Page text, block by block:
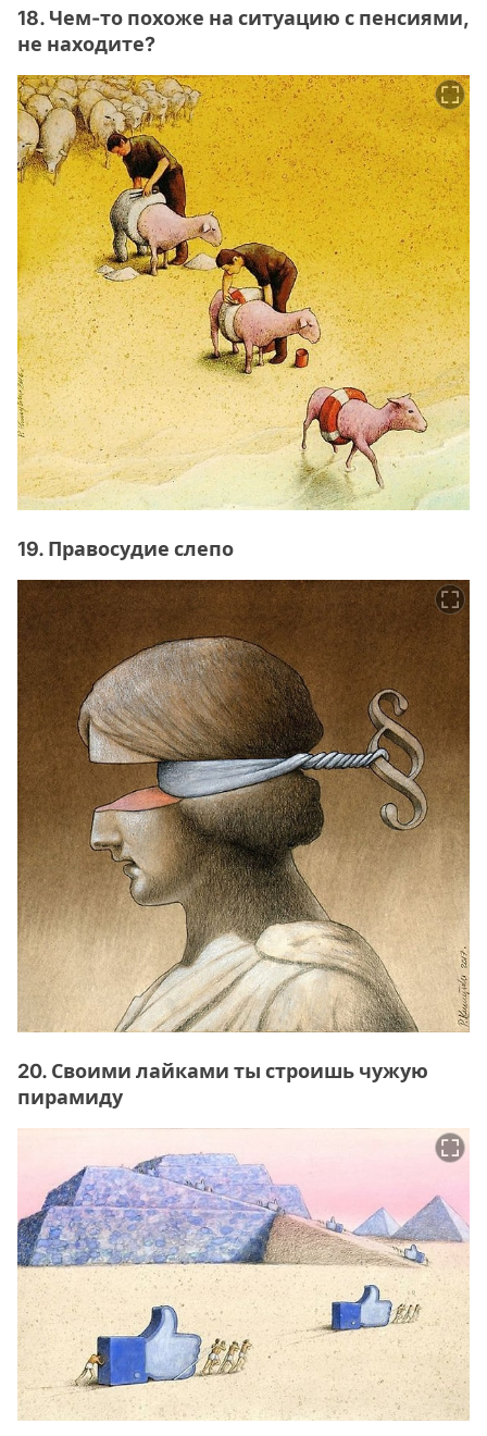
18. Чем-то похоже на ситуацию с пенсиями,
не находите?
19. Правосудие слепо
20. Своими лайками ты строишь чужую
пирамиду